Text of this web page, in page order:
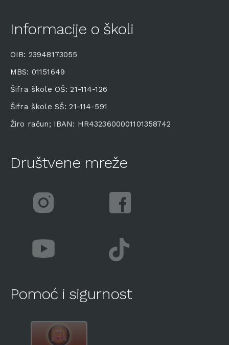
Informacije o školi
OIB: 23948173055
MBS: 01151649
Šifra škole OŠ: 21-114-126
Šifra škole SŠ: 21-114-591
Žiro račun; IBAN: HR4323600001101358742
Društvene mreže
Pomoć i sigurnost